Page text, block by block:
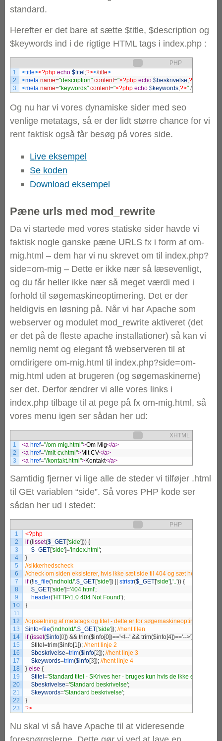
standard.
Herefter er det bare at sætte $title, $description og
$keywords ind i de rigtige HTML tags i index.php :
PHP
1
2
3
<title><?php echo $titel ;?></title>
<meta name="description" content="<?php echo $beskrivelse;?>
<meta name="keywords" content="<?php echo $keywords;?>" />
Og nu har vi vores dynamiske sider med seo
venlige metatags, så er der lidt større chance for vi
rent faktisk også får besøg på vores side.
Live eksempel
Se koden
Download eksempel
Pæne urls med mod_rewrite
Da vi startede med vores statiske sider havde vi
faktisk nogle ganske pæne URLS fx i form af om-
mig.html – dem har vi nu skrevet om til index.php?
side=om-mig – Dette er ikke nær så læsevenligt,
og du får heller ikke nær så meget værdi med i
forhold til søgemaskineoptimering. Det er der
heldigvis en løsning på. Når vi har Apache som
webserver og modulet mod_rewrite aktiveret (det
er det på de fleste apache installationer) så kan vi
nemlig nemt og elegant få webserveren til at
omdirigere om-mig.html til index.php?side=om-
mig.html uden at brugeren (og søgemaskinerne)
ser det. Derfor ændrer vi alle vores links i
index.php tilbage til at pege på fx om-mig.html, så
vores menu igen ser sådan her ud:
XHTML
1
2
3
<a href="/om-mig.html">Om Mig</a>
<a href="/mit-cv.html">Mit CV</a>
<a href="/kontakt.html">Kontakt</a>
Samtidig fjerner vi lige alle de steder vi tilføjer .html
til GEt variablen “side”. Så vores PHP kode ser
sådan her ud i stedet:
PHP
1
2
3
4
5
6
7
8
9
10
11
12
13
14
15
16
17
18
19
20
21
22
23
<?php
if (!isset($_GET['side'])) {
$_GET['side']='index.html';
}
if (!is_file('indhold/'.$_GET['side']) stristr($_GET['side'],'..')) {
$_GET['side']='404.html';
header('HTTP/1.0 404 Not Found');
}
$info=file('indhold/'.$_GET['side']);
if (isset($info[0])
    $titel=trim($info[1]);
$beskrivelse=trim($info[2]);
$keywords=trim($info[3]);
} else {
$titel ='Standard titel - SKrives her - bruges kun hvis de ikke er udfyldt
$beskrivelse='Standard beskrivelse';
$keywords='Standard beskrivelse';
}
?>
Nu skal vi så have Apache til at videresende